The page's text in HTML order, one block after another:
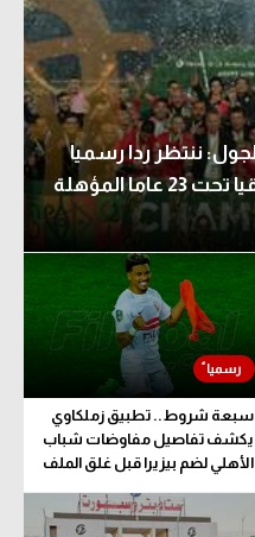
ننتظر ردا رسميا
بشأن استضافة كأس إفريقيا تحت 23 عاما المؤهلة
سبعة شروط.. تطبيق زملكاوي
يكشف تفاصيل مفاوضات شباب
الأهلي لضم بيزيرا قبل غلق الملف